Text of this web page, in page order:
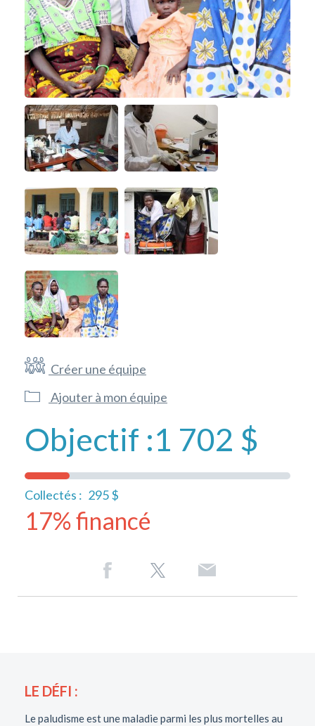
Créer une équipe
Ajouter à mon équipe
Objectif :1 702 $
Collectés : 295 $
17% financé
LE DÉFI :
Le paludisme est une maladie parmi les plus mortelles au